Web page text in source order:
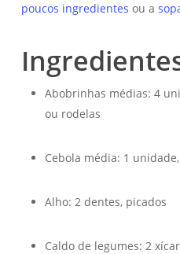
poucos ingredientes ou a
Abobrinhas médias: 4
ou rodelas
Cebola média: 1
Alho: 2 dentes, picados
Caldo de legumes: 2